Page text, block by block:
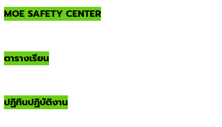
MOE SAFETY CENTER
ตารางเรียน
ปฏิทินปฏิบัติงาน